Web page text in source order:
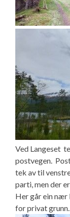
Ved Langeset
postvegen.
tek av til
parti, men der
Her går ein nær
for privat grunn.